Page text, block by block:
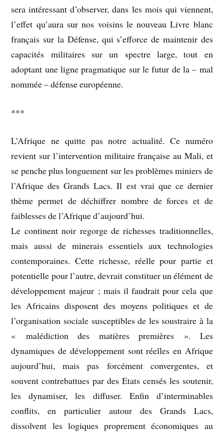
sera intéressant d’observer, dans les mois qui viennent,
l’effet qu’aura sur nos voisins le nouveau Livre blanc
français sur la Défense, qui s’efforce de maintenir des
capacités militaires sur un spectre large, tout en
adoptant une ligne pragmatique sur le futur de la – mal
nommée – défense européenne.
***
L’Afrique ne quitte pas notre actualité. Ce numéro
revient sur l’intervention militaire française au Mali, et
se penche plus longuement sur les problèmes miniers de
l’Afrique des Grands Lacs. Il est vrai que ce dernier
thème permet de déchiffrer nombre de forces et de
faiblesses de l’Afrique d’aujourd’hui.
Le continent noir regorge de richesses traditionnelles,
mais aussi de minerais essentiels aux technologies
contemporaines. Cette richesse, réelle pour partie et
potentielle pour l’autre, devrait constituer un élément de
développement majeur ; mais il faudrait pour cela que
les Africains disposent des moyens politiques et de
l’organisation sociale susceptibles de les soustraire à la
« malédiction des matières premières ». Les
dynamiques de développement sont réelles en Afrique
aujourd’hui, mais pas forcément convergentes, et
souvent contrebattues par des Etats censés les soutenir,
les dynamiser, les diffuser. Enfin d’interminables
conflits, en particulier autour des Grands Lacs,
dissolvent les logiques proprement économiques au